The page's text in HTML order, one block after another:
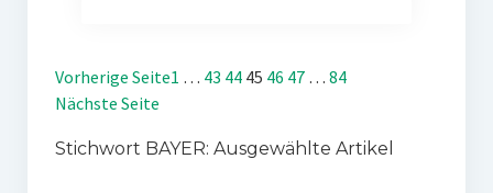
Vorherige Seite1 … 43 44 45 46 47 … 84
Nächste Seite
Stichwort BAYER: Ausgewählte Artikel